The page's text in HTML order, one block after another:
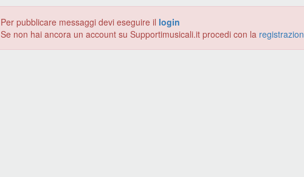
Per pubblicare messaggi devi eseguire il login
Se non hai ancora un account su Supportimusicali.it procedi con la